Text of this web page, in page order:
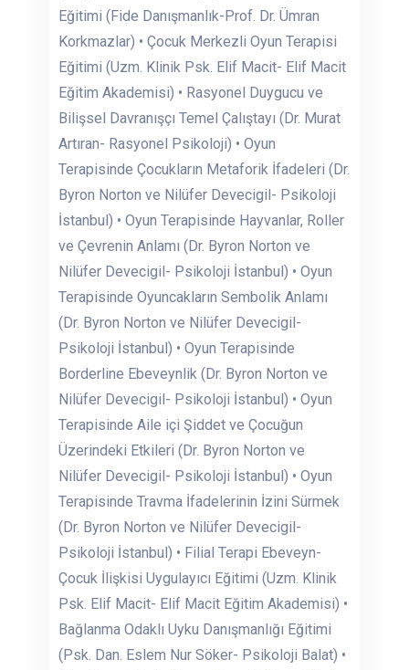
Eğitimi (Fide Danışmanlık-Prof. Dr. Ümran
Korkmazlar) • Çocuk Merkezli Oyun Terapisi
Eğitimi (Uzm. Klinik Psk. Elif Macit- Elif Macit
Eğitim Akademisi) • Rasyonel Duygucu ve
Bilişsel Davranışçı Temel Çalıştayı (Dr. Murat
Artıran- Rasyonel Psikoloji) • Oyun
Terapisinde Çocukların Metaforik İfadeleri (Dr.
Byron Norton ve Nilüfer Devecigil- Psikoloji
İstanbul) • Oyun Terapisinde Hayvanlar, Roller
ve Çevrenin Anlamı (Dr. Byron Norton ve
Nilüfer Devecigil- Psikoloji İstanbul) • Oyun
Terapisinde Oyuncakların Sembolik Anlamı
(Dr. Byron Norton ve Nilüfer Devecigil-
Psikoloji İstanbul) • Oyun Terapisinde
Borderline Ebeveynlik (Dr. Byron Norton ve
Nilüfer Devecigil- Psikoloji İstanbul) • Oyun
Terapisinde Aile içi Şiddet ve Çocuğun
Üzerindeki Etkileri (Dr. Byron Norton ve
Nilüfer Devecigil- Psikoloji İstanbul) • Oyun
Terapisinde Travma İfadelerinin İzini Sürmek
(Dr. Byron Norton ve Nilüfer Devecigil-
Psikoloji İstanbul) • Filial Terapi Ebeveyn-
Çocuk İlişkisi Uygulayıcı Eğitimi (Uzm. Klinik
Psk. Elif Macit- Elif Macit Eğitim Akademisi) •
Bağlanma Odaklı Uyku Danışmanlığı Eğitimi
(Psk. Dan. Eslem Nur Söker- Psikoloji Balat) •